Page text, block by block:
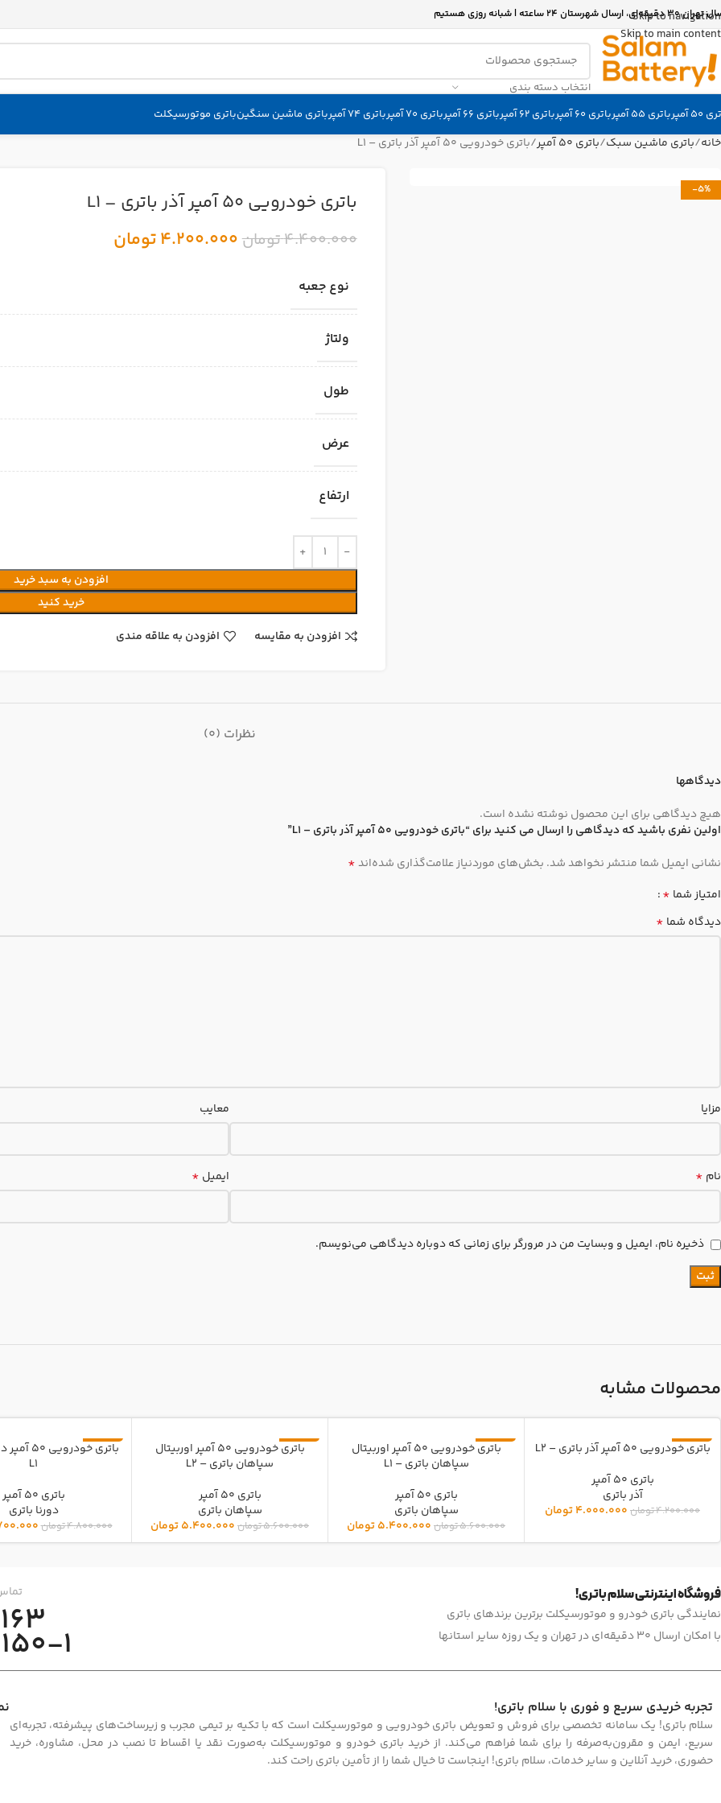
Skip to navigation
Skip to main content
دقیقه‌ای، ارسال شهرستان 24 ساعته | شبانه روزی هستیم
انتخاب دسته بندی
آمپر باتری 55 آمپر باتری 60 آمپر باتری 62 آمپر باتری 66 آمپر باتری 70 آمپر باتری 74 آمپر باتری ماشین سنگینباتری موتورسیکلت
خانه باتری ماشین سبک باتری 50 آمپر باتری خودرویی 50 آمپر آذر باتری – L1
-5% باتری خودرویی 50 آمپر آذر باتری – L1
4.400.000تومان4.200.000تومان
نوع جعبه
ولتاژ
طول
عرض
ارتفاع
افزودن به سبد خرید
خرید کنید
افزودن به مقایسه
افزودن به علاقه مندی
نظرات (0)
دیدگاهها
هیچ دیدگاهی برای این محصول نوشته نشده است.
اولین نفری باشید که دیدگاهی را ارسال می کنید برای “باتری خودرویی 50 آمپر آذر باتری – L1”
نشانی ایمیل شما منتشر نخواهد شد. بخش‌های موردنیاز علامت‌گذاری شده‌اند*
امتیاز شما *
دیدگاه شما *
مزایا معایب
نام * ایمیل *
ذخیره نام، ایمیل و وبسایت من در مرورگر برای زمانی که دوباره دیدگاهی می‌نویسم.
محصولات مشابه
-5%
باتری خودرویی 50 آمپر آذر باتری – L2
باتری 50 آمپر
آذر باتری
4.200.000تومان 4.000.000تومان
-4%
باتری خودرویی 50 آمپر اوربیتال
سپاهان باتری – L1
باتری 50 آمپر
سپاهان باتری
5.600.000تومان 5.400.000تومان
-4%
باتری خودرویی 50 آمپر اوربیتال
سپاهان باتری – L2
باتری 50 آمپر
سپاهان باتری
5.600.000تومان 5.400.000تومان
-2%
باتری
L1
باتری 50 آمپر
دورنا باتری
4.800.000تومان
فروشگاه اینترنتی سلام باتری!
نمایندگی باتری خودرو و موتورسیکلت برترین برندهای باتری
با امکان ارسال 30 دقیقه‌ای در تهران و یک روزه سایر استانها
1
تجربه خریدی سریع و فوری با سلام باتری!
سلام باتری! یک سامانه تخصصی برای فروش و تعویض باتری خودرویی و موتورسیکلت است که با تکیه بر تیمی مجرب و زیرساخت‌های پیشرفته، تجربه‌ای
سریع، ایمن و مقرون‌به‌صرفه را برای شما فراهم می‌کند. از خرید باتری خودرو و موتورسیکلت به‌صورت نقد یا اقساط تا نصب در محل، مشاوره، خرید
حضوری، خرید آنلاین و سایر خدمات، سلام باتری! اینجاست تا خیال شما را از تأمین باتری راحت کند.